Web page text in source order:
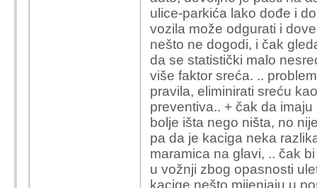
ulice-parkića lako dođe i
vozila može odgurati i
nešto ne dogodi, i čak
da se statistički malo
više faktor sreća. ..
pravila, eliminirati sreću
preventiva.. + čak da
bolje išta nego ništa, no
pa da je kaciga neka
maramica na glavi, .. čak
u vožnji zbog opasnosti
kacige nešto mijenjaju u